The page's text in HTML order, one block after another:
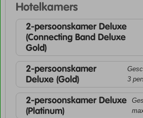
Hotelkamers
2-persoonskamer Deluxe
(Connecting Band Deluxe
Gold)
2-persoonskamer
Deluxe (Gold)
3
2-persoonskamer Deluxe
(Platinum)